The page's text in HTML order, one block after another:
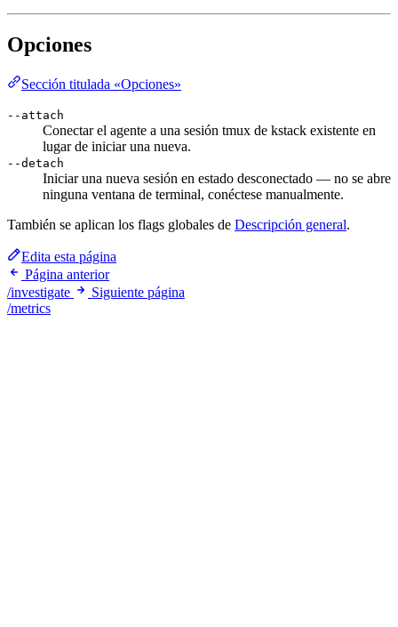
Opciones
Sección titulada «Opciones»
--attach
Conectar el agente a una sesión tmux de kstack existente en
lugar de iniciar una nueva.
--detach
Iniciar una nueva sesión en estado desconectado — no se abre
ninguna ventana de terminal, conéctese manualmente.
También se aplican los flags globales de Descripción general.
Edita esta página
Página anterior
/investigate
Siguiente página
/metrics